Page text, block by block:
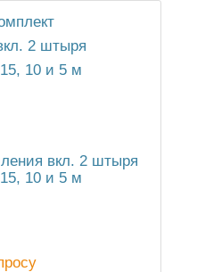
вкл. 2 штыря
10 и 5 м